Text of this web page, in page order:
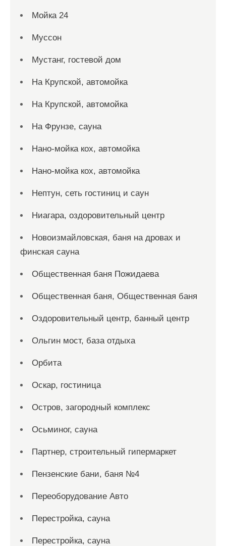
Мойка 24
Муссон
Мустанг, гостевой дом
На Крупской, автомойка
На Крупской, автомойка
На Фрунзе, сауна
Нано-мойка кох, автомойка
Нано-мойка кох, автомойка
Нептун, сеть гостиниц и саун
Ниагара, оздоровительный центр
Новоизмайловская, баня на дровах и
финская сауна
Общественная баня Пожидаева
Общественная баня, Общественная баня
Оздоровительный центр, банный центр
Ольгин мост, база отдыха
Орбита
Оскар, гостиница
Остров, загородный комплекс
Осьминог, сауна
Партнер, строительный гипермаркет
Пензенские бани, баня №4
Переоборудование Авто
Перестройка, сауна
Перестройка, сауна